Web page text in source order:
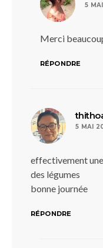
5
Merci
RÉPONDRE
5 MAI
effectivement
des légumes
bonne journée
RÉPONDRE